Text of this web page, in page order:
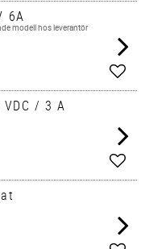
6A
modell hos leverantör
/ 3 A